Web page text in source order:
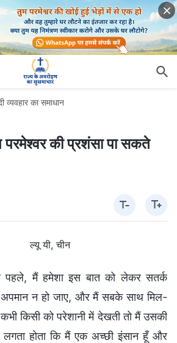
व्यवहार का समाधान
परमेश्वर की प्रशंसा पा सकते
ल्यू यी, चीन
पहले, मैं हमेशा इस बात को लेकर सतर्क
अपमान न हो जाए, और मैं सबके साथ मिल-
किसी को परेशानी में देखती तो मैं उसकी
होता कि मैं एक अच्छी इंसान हूँ और